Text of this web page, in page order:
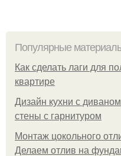
Популярные
Как сделать лаги для
квартире
Дизайн кухни с
стены с гарнитуром
Монтаж цокольного
Делаем отлив на